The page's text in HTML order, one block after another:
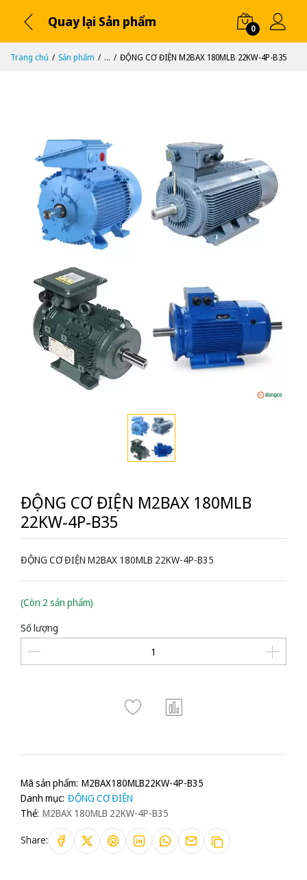
Quay lại Sản phẩm 0
Trang chủ Sản phẩm ... ĐỘNG CƠ ĐIỆN M2BAX 180MLB 22KW-4P-B35
ĐỘNG CƠ ĐIỆN M2BAX 180MLB
22KW-4P-B35
ĐỘNG CƠ ĐIỆN M2BAX 180MLB 22KW-4P-B35
(Còn 2 sản phẩm)
Số lượng
Mã sản phẩm: M2BAX180MLB22KW-4P-B35
Danh mục: ĐỘNG CƠ ĐIỆN
Thẻ: M2BAX 180MLB 22KW-4P-B35
Share: